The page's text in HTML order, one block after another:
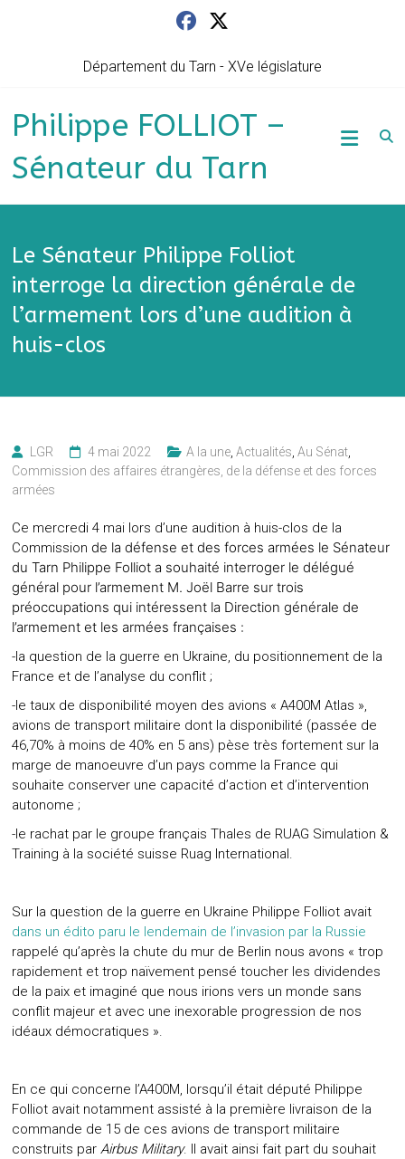
Département du Tarn - XVe législature
Philippe FOLLIOT –
Sénateur du Tarn
Le Sénateur Philippe Folliot
interroge la direction générale de
l’armement lors d’une audition à
huis-clos
LGR 4 mai 2022 A la une ,Actualités ,Au Sénat
Commission des affaires étrangères, de la défense et des forces
armées
Ce mercredi 4 mai lors d’une audition à huis-clos de la
Commissionde la défense et des forces armées le Sénateur
du Tarn Philippe Folliot a souhaité interroger le délégué
général pour l’armement M. Joël Barre sur trois
préoccupations qui intéressent la Direction générale de
l’armement et les armées françaises :
-la question de la guerre en Ukraine, du positionnement de la
France et de l’analyse du conflit ;
-le taux de disponibilité moyen des avions « A400M Atlas »,
avions de transport militaire dont la disponibilité (passée de
46,70% à moins de 40% en 5 ans) pèse très fortement sur la
marge de manoeuvre d’un pays comme la France qui
souhaite conserver une capacité d’action et d’intervention
autonome ;
-le rachat par le groupe français Thales de RUAG Simulation &
Training à la société suisse Ruag International.
Sur la question de la guerre en Ukraine Philippe Folliot avait
dans un édito paru le lendemain de l’invasion par la Russie
rappelé qu’après la chute du mur de Berlin nous avons « trop
rapidement et trop naïvement pensé toucher les dividendes
de la paix et imaginé que nous irions vers un monde sans
conflit majeur et avec une inexorable progression de nos
idéaux démocratiques ».
En ce qui concerne l’A400M, lorsqu’il était député Philippe
Folliot avait notamment assisté à la première livraison de la
commande de 15 de ces avions de transport militaire
construits parAirbus Military. Il avait ainsi fait part du souhait